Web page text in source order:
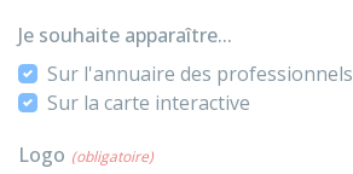
Je souhaite apparaître...
Sur l'annuaire des professionnels
Sur la carte interactive
Logo (obligatoire)